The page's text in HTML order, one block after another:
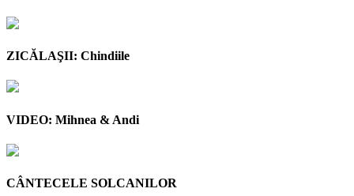
ZICĂLAŞII: Chindiile
VIDEO: Mihnea & Andi
CÂNTECELE SOLCANILOR